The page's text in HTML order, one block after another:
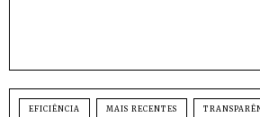
EFICIÊNCIA MAIS RECENTES